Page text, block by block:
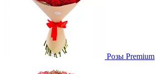
Розы Premium